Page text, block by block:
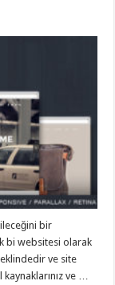
bir
bi websitesi olarak
ve site
ve …